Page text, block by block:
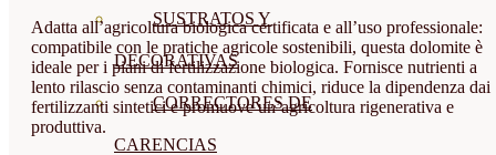
SUSTRATOS Y
DECORATIVAS
CORRECTORES DE
CARENCIAS
Adatta all’agricoltura biologica certificata e all’uso professionale:
compatibile con le pratiche agricole sostenibili, questa dolomite è
ideale per i piani di fertilizzazione biologica. Fornisce nutrienti a
lento rilascio senza contaminanti chimici, riduce la dipendenza dai
fertilizzanti sintetici e promuove un’agricoltura rigenerativa e
produttiva.